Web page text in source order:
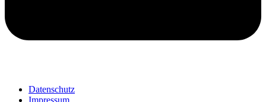
Datenschutz
Impressum